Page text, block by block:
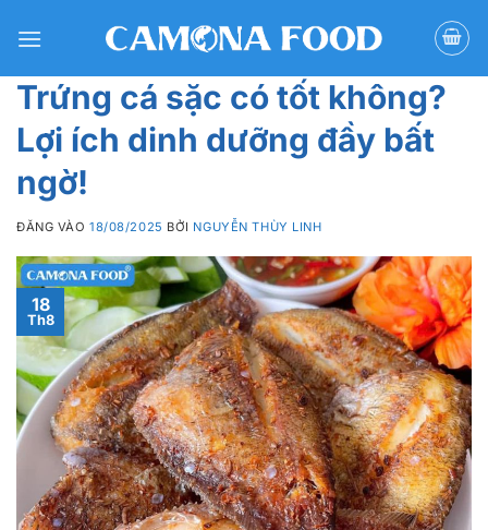
qua
dungTrứng cá sặc có tốt không?
Lợi ích dinh dưỡng đầy bất
ngờ!
ĐĂNG VÀO18/08/2025 BỞI NGUYỄN THÙY LINH
18
Th8